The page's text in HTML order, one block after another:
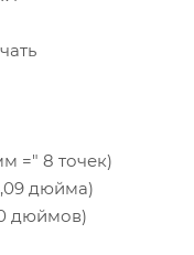
=" 8 точек)
дюйма)
дюймов)